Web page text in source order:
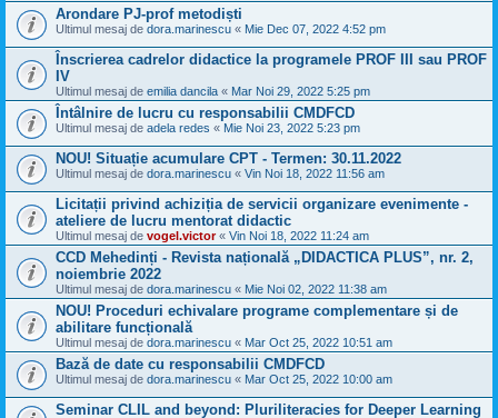
Arondare PJ-prof metodiști
Ultimul mesaj de dora.marinescu « Mie Dec 07, 2022 4:52 pm
Înscrierea cadrelor didactice la programele PROF III sau PROF
IV
Ultimul mesaj de emilia dancila « Mar Noi 29, 2022 5:25 pm
Întâlnire de lucru cu responsabilii CMDFCD
Ultimul mesaj de adela redes « Mie Noi 23, 2022 5:23 pm
NOU! Situație acumulare CPT - Termen: 30.11.2022
Ultimul mesaj de dora.marinescu « Vin Noi 18, 2022 11:56 am
Licitații privind achiziția de servicii organizare evenimente -
ateliere de lucru mentorat didactic
Ultimul mesaj de vogel.victor« Vin Noi 18, 2022 11:24 am
CCD Mehedinți - Revista națională „DIDACTICA PLUS”, nr. 2,
noiembrie 2022
Ultimul mesaj de dora.marinescu « Mie Noi 02, 2022 11:38 am
NOU! Proceduri echivalare programe complementare și de
abilitare funcțională
Ultimul mesaj de dora.marinescu « Mar Oct 25, 2022 10:51 am
Bază de date cu responsabilii CMDFCD
Ultimul mesaj de dora.marinescu « Mar Oct 25, 2022 10:00 am
Seminar CLIL and beyond: Pluriliteracies for Deeper Learning